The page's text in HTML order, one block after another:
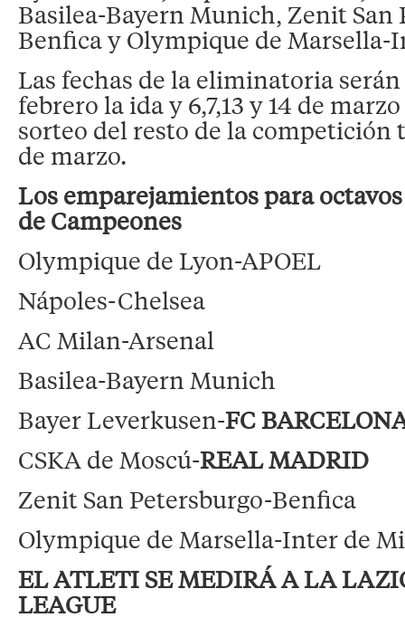
Basilea-Bayern Munich, Zenit San
Benfica y Olympique de Marsella-
Las fechas de la eliminatoria serán
febrero la ida y 6,7,13 y 14 de
sorteo del resto de la competición
de marzo.
Los emparejamientos para
de Campeones
Olympique de Lyon-APOEL
Nápoles-Chelsea
AC Milan-Arsenal
Basilea-Bayern Munich
Bayer Leverkusen-FC
CSKA de Moscú-REAL MADRID
Zenit San Petersburgo-Benfica
Olympique de Marsella-Inter de
EL ATLETI SE MEDIRÁ A LA
LEAGUE